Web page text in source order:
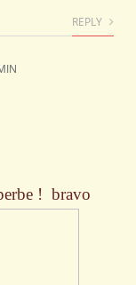
REPLY
! bravo